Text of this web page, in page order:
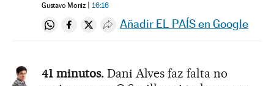
Gustavo Moniz 16:16
Compartir en Whatsapp
Compartir en Facebook
Compartir en Twitter
Desplegar Redes Sociales
Añadir EL PAÍS en Google
41 minutos. Dani Alves faz falta no